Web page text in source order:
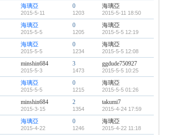
海璃亞
2015-5-11
0
1203
海璃亞
2015-5-11 18:50
海璃亞
2015-5-5
0
1205
海璃亞
2015-5-5 12:19
海璃亞
2015-5-5
0
1234
海璃亞
2015-5-5 12:08
minshin684
2015-5-3
3
1473
ggdude750927
2015-5-5 10:25
海璃亞
2015-5-5
0
1215
海璃亞
2015-5-5 01:26
minshin684
2015-3-15
2
1354
takumi7
2015-4-24 17:59
海璃亞
2015-4-22
0
1246
海璃亞
2015-4-22 11:18